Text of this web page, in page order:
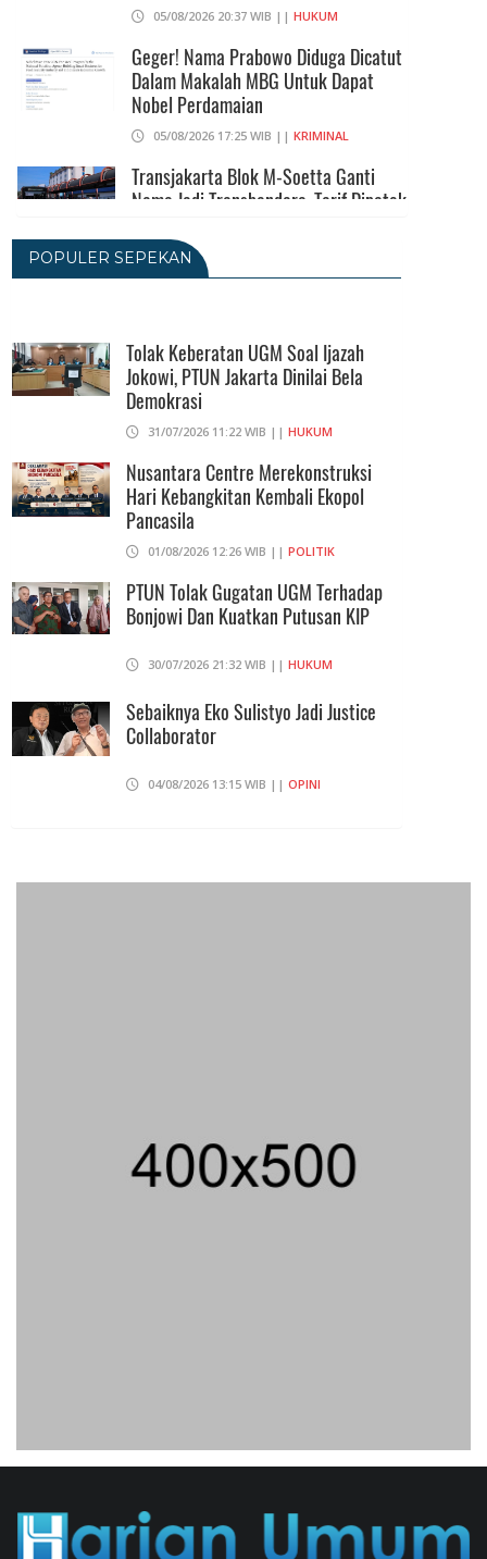
05/08/2026 20:37 WIB || HUKUM
Geger! Nama Prabowo Diduga Dicatut
Dalam Makalah MBG Untuk Dapat
Nobel Perdamaian
05/08/2026 17:25 WIB || KRIMINAL
Transjakarta Blok M-Soetta Ganti
Nama Jadi Transbandara, Tarif Dipatok
05/08/2026 15:05 WIB ||
7,22 Juta Orang
05/08/2026 13:45 WIB ||TENAGA KERJA
Kuartal II-2026, Ekonomi RI Tumbuh
5,29 Persen, Sektor Pertambangan
Alami Kontraksi
05/08/2026 13:16 WIB ||MAKRO/MIKRO
POPULER SEPEKAN
Tolak Keberatan UGM Soal Ijazah
Jokowi, PTUN Jakarta Dinilai Bela
Demokrasi
31/07/2026 11:22 WIB || HUKUM
Nusantara Centre Merekonstruksi
Hari Kebangkitan Kembali Ekopol
Pancasila
01/08/2026 12:26 WIB || POLITIK
PTUN Tolak Gugatan UGM Terhadap
Bonjowi Dan Kuatkan Putusan KIP
30/07/2026 21:32 WIB || HUKUM
Sebaiknya Eko Sulistyo Jadi Justice
Collaborator
04/08/2026 13:15 WIB || OPINI
Mikro
02/08/2026 14:42 WIB || KESEHATAN
Jika Banding Juga Ditolak, UGM Wajib
Kuota Haji Ke Pengadilan Tipikor